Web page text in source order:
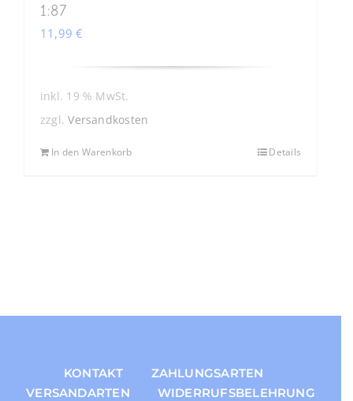
1:87
11,99€
inkl. 19 % MwSt.
zzgl.Versandkosten
In den Warenkorb Details
KONTAKT
ZAHLUNGSARTEN
VERSANDARTEN
WIDERRUFSBELEHRUNG